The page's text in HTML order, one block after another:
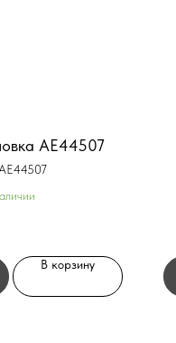
AE44507
AE44507
В корзину